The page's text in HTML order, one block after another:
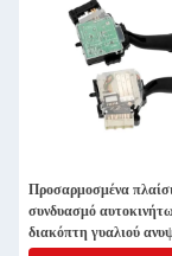
Προσαρμοσμένα
συνδυασμό
διακόπτη γυαλιού